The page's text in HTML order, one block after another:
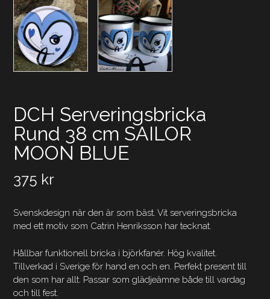
DCH Serveringsbricka
Rund 38 cm SAILOR
MOON BLUE
375 kr
Svenskdesign när den är som bäst. Vit serveringsbricka
med ett motiv som Catrin Henriksson har tecknat.
Hållbar funktionell bricka i björkfanér. Hög kvalitet.
Tillverkad i Sverige för hand en och en. Perfekt present till
den som har allt. Passar som glädjeämne både till vardag
och till fest.